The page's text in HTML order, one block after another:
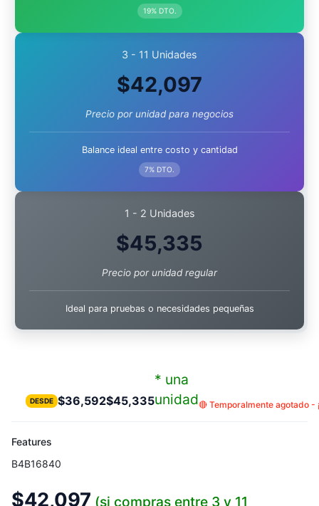
19% DTO.
3 - 11 Unidades
$42,097
Precio por unidad para negocios
Balance ideal entre costo y cantidad
7% DTO.
1 - 2 Unidades
$45,335
Precio por unidad regular
Ideal para pruebas o necesidades pequeñas
DESDE $36,592$45,335
* una
unidad🔴 Temporalmente agotado -
Features
B4B16840
$42,097 (si compras entre 3 y 11